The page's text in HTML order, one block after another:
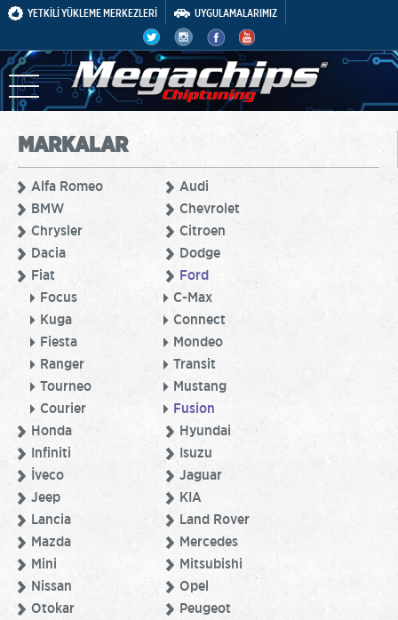
YETKİLİ YÜKLEME MERKEZLERİ UYGULAMALARIMIZ
MARKALAR
Alfa Romeo
Audi
BMW
Chevrolet
Chrysler
Citroen
Dacia
Dodge
Fiat
Ford
Focus
C-Max
Kuga
Connect
Fiesta
Mondeo
Ranger
Transit
Tourneo
Mustang
Courier
Fusion
Honda
Hyundai
Infiniti
Isuzu
İveco
Jaguar
Jeep
KIA
Lancia
Land Rover
Mazda
Mercedes
Mini
Mitsubishi
Nissan
Opel
Otokar
Peugeot